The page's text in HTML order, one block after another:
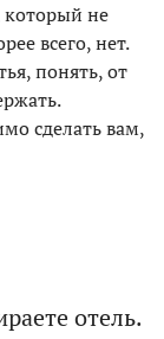
который не
всего, нет.
понять, от
сделать вам,
отель.